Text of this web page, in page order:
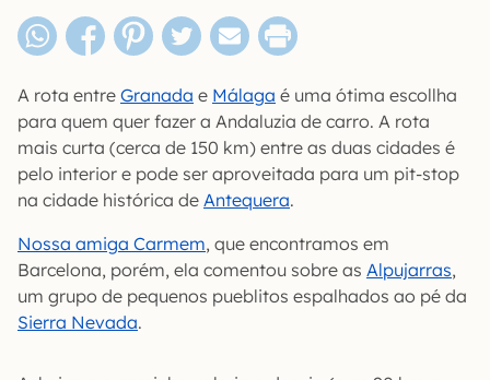
A rota entre Granada e Málaga é uma ótima escollha
para quem quer fazer a Andaluzia de carro. A rota
mais curta (cerca de 150 km) entre as duas cidades é
pelo interior e pode ser aproveitada para um pit-stop
na cidade histórica de Antequera.
Nossa amiga Carmem, que encontramos em
Barcelona, porém, ela comentou sobre as Alpujarras,
um grupo de pequenos pueblitos espalhados ao pé da
Sierra Nevada.